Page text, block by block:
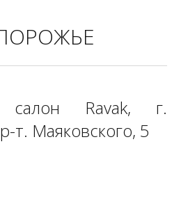
салон Ravak, г.
т. Маяковского, 5